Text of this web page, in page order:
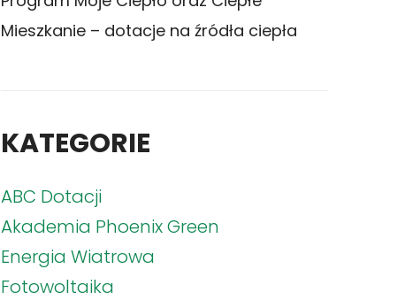
Mieszkanie – dotacje na źródła ciepła
KATEGORIE
ABC Dotacji
Akademia Phoenix Green
Energia Wiatrowa
Fotowoltaika